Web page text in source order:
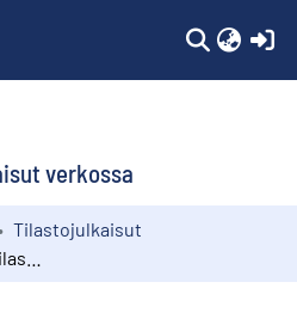
verkossa
Tilastojulkaisut